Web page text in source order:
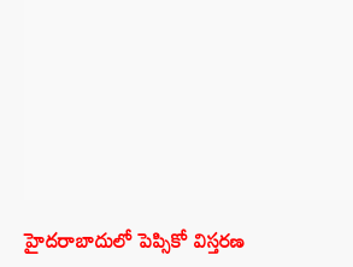
హైదరాబాదులో పెప్సికో విస్తరణ